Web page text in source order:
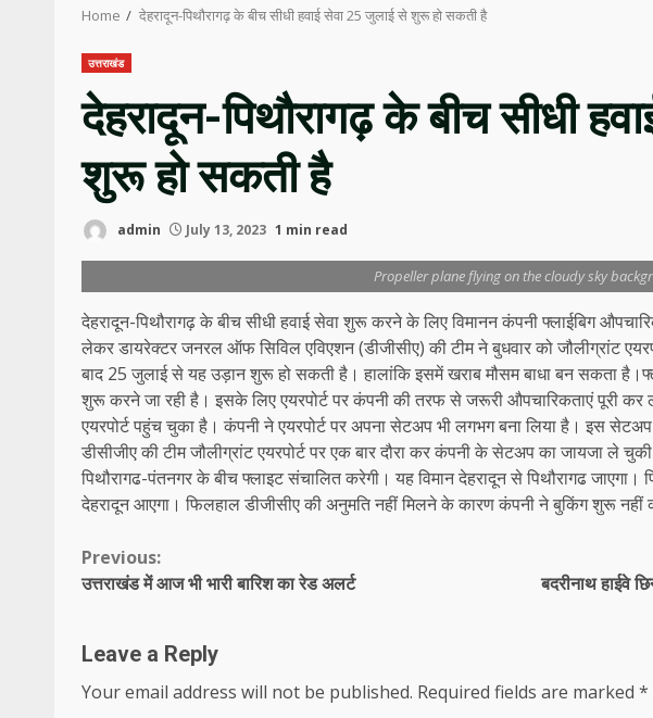
Home देहरादून-पिथौरागढ़ के बीच सीधी हवाई सेवा 25 जुलाई से शुरू हो सकती है
उत्तराखंड
देहरादून-पिथौरागढ़ के बीच सीधी
शुरू हो सकती है
admin July 13, 2023 1 min read
Propeller plane flying on the cloudy sky
देहरादून-पिथौरागढ़ के बीच सीधी हवाई सेवा शुरू करने के लिए विमानन कंपनी फ्लाईबिग
लेकर डायरेक्टर जनरल ऑफ सिविल एविएशन (डीजीसीए) की टीम ने बुधवार को जौलीग्रांट
बाद 25 जुलाई से यह उड़ान शुरू हो सकती है। हालांकि इसमें खराब मौसम बाधा बन सकता
शुरू करने जा रही है। इसके लिए एयरपोर्ट पर कंपनी की तरफ से जरूरी औपचारिकताएं पूरी कर
एयरपोर्ट पहुंच चुका है। कंपनी ने एयरपोर्ट पर अपना सेटअप भी लगभग बना लिया है। इस
डीसीजीए की टीम जौलीग्रांट एयरपोर्ट पर एक बार दौरा कर कंपनी के सेटअप का जायजा ले
पिथौरागढ-पंतनगर के बीच फ्लाइट संचालित करेगी। यह विमान देहरादून से पिथौरागढ जाएगा।
देहरादून आएगा। फिलहाल डीजीसीए की अनुमति नहीं मिलने के कारण कंपनी ने बुकिंग शुरू नहीं
Continue
Previous:
उत्तराखंड में आज भी भारी बारिश का रेड अलर्ट
बदरीनाथ हाईवे
Leave a Reply
Your email address will not be published. Required fields are marked *